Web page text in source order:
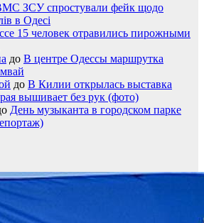
ЗСУ спростували фейк щодо
в Одесі
15 человек отравились пирожными
до В центре Одессы маршрутка
до В Килии открылась выставка
вышивает без рук (фото)
День музыканта в городском парке